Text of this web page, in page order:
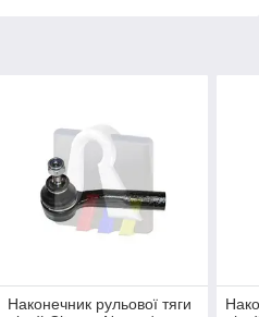
Наконечник рульової тяги